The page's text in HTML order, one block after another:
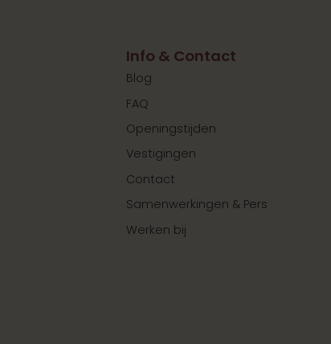
Info & Contact
Blog
FAQ
Openingstijden
Vestigingen
Contact
Samenwerkingen & Pers
Werken bij